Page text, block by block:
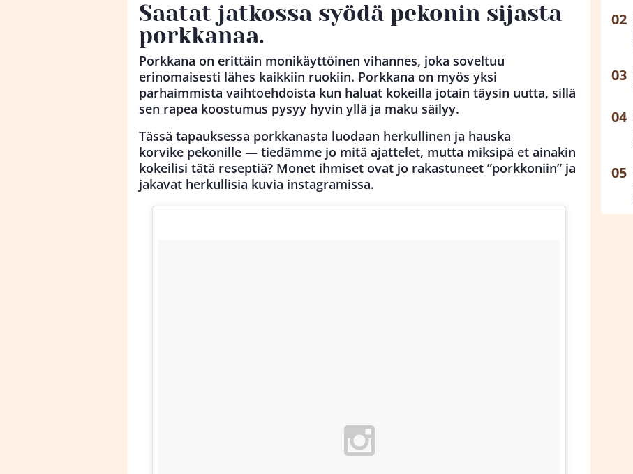
Saatat jatkossa syödä pekonin sijasta
porkkanaa.
Porkkana on erittäin monikäyttöinen vihannes, joka soveltuu
erinomaisesti lähes kaikkiin ruokiin. Porkkana on myös yksi
parhaimmista vaihtoehdoista kun haluat kokeilla jotain täysin uutta, sillä
sen rapea koostumus pysyy hyvin yllä ja maku säilyy.
Tässä tapauksessa porkkanasta luodaan herkullinen ja hauska
korvike pekonille — tiedämme jo mitä ajattelet, mutta miksipä et ainakin
kokeilisi tätä reseptiä? Monet ihmiset ovat jo rakastuneet ”porkkoniin” ja
jakavat herkullisia kuvia instagramissa.